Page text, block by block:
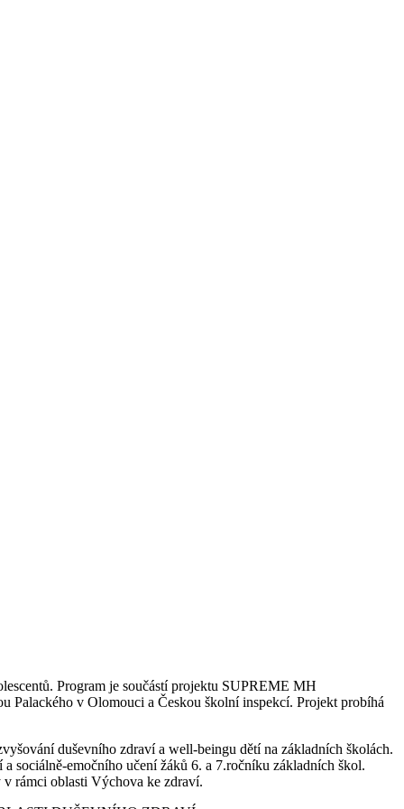
Program je součástí projektu SUPREME MH
Palackého v Olomouci a Českou školní inspekcí. Projekt probíhá
duševního zdraví a well-beingu dětí na základních školách.
sociálně-emočního učení žáků 6. a 7.ročníku základních škol.
rámci oblasti Výchova ke zdraví.